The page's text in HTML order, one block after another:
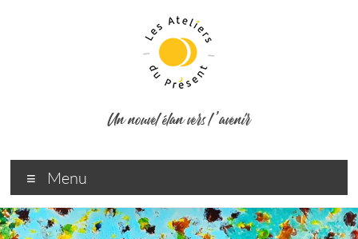
Un nouvel élan vers l ’avenir
Menu